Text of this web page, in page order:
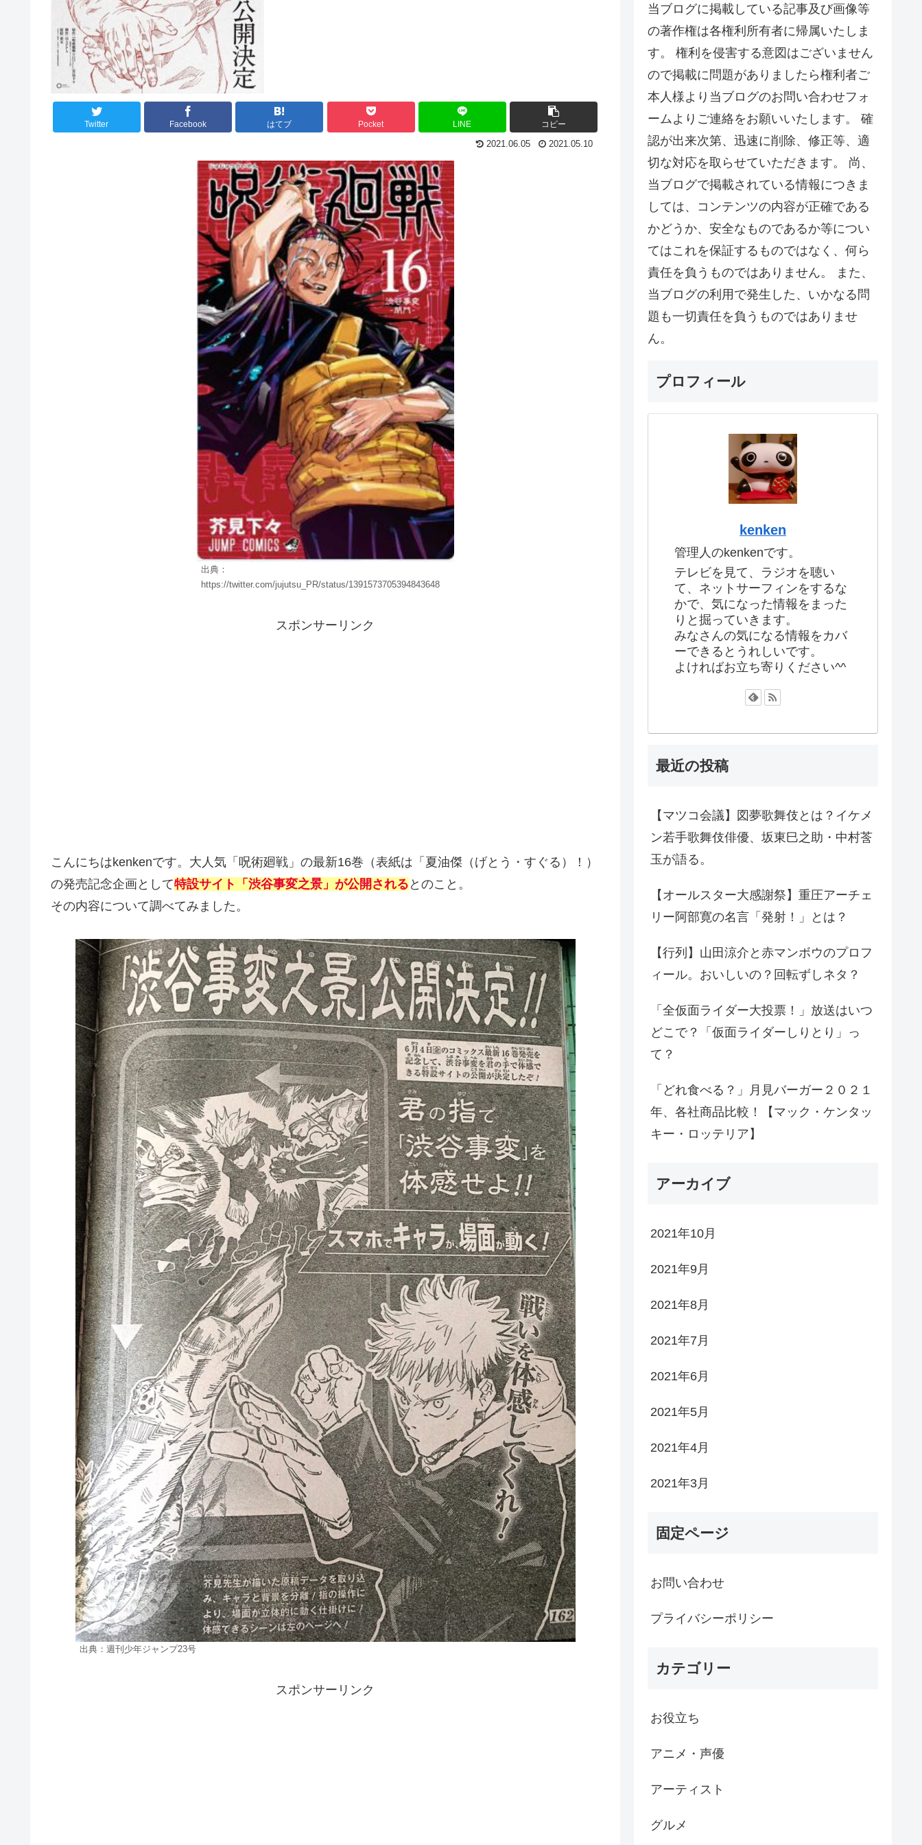
Twitter Facebook はてブ Pocket LINE コピー
2021.06.05 2021.05.10
出典：
https://twitter.com/jujutsu_PR/status/1391573705394843648
スポンサーリンク
こんにちはkenkenです。大人気「呪術廻戦」の最新16巻（表紙は「夏油傑（げとう・すぐる）！）
の発売記念企画として特設サイト「渋谷事変之景」が公開される とのこと。
その内容について調べてみました。
出典：週刊少年ジャンプ23号
スポンサーリンク
当ブログに掲載している記事及び画像等
の著作権は各権利所有者に帰属いたしま
す。 権利を侵害する意図はございません
ので掲載に問題がありましたら権利者ご
本人様より当ブログのお問い合わせフォ
ームよりご連絡をお願いいたします。 確
認が出来次第、迅速に削除、修正等、適
切な対応を取らせていただきます。 尚、
当ブログで掲載されている情報につきま
しては、コンテンツの内容が正確である
かどうか、安全なものであるか等につい
てはこれを保証するものではなく、何ら
責任を負うものではありません。 また、
当ブログの利用で発生した、いかなる問
題も一切責任を負うものではありませ
ん。
プロフィール
kenken
管理人のkenkenです。
テレビを見て、ラジオを聴い
て、ネットサーフィンをするな
かで、気になった情報をまった
りと掘っていきます。
みなさんの気になる情報をカバ
ーできるとうれしいです。
よければお立ち寄りください^^
最近の投稿
【マツコ会議】図夢歌舞伎とは？イケメ
ン若手歌舞伎俳優、坂東巳之助・中村莟
玉が語る。
【オールスター大感謝祭】重圧アーチェ
リー阿部寛の名言「発射！」とは？
【行列】山田涼介と赤マンボウのプロフ
ィール。おいしいの？回転ずしネタ？
「全仮面ライダー大投票！」放送はいつ
どこで？「仮面ライダーしりとり」っ
て？
「どれ食べる？」月見バーガー２０２１
年、各社商品比較！【マック・ケンタッ
キー・ロッテリア】
アーカイブ
2021年10月
2021年9月
2021年8月
2021年7月
2021年6月
2021年5月
2021年4月
2021年3月
固定ページ
お問い合わせ
プライバシーポリシー
カテゴリー
お役立ち
アニメ・声優
アーティスト
グルメ